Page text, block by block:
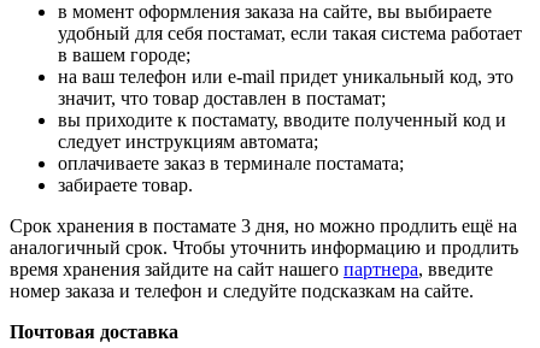
в момент оформления заказа на сайте, вы выбираете
удобный для себя постамат, если такая система работает
в вашем городе;
на ваш телефон или e-mail придет уникальный код, это
значит, что товар доставлен в постамат;
вы приходите к постамату, вводите полученный код и
следует инструкциям автомата;
оплачиваете заказ в терминале постамата;
забираете товар.
Срок хранения в постамате 3 дня, но можно продлить ещё на
аналогичный срок. Чтобы уточнить информацию и продлить
время хранения зайдите на сайт нашего партнера, введите
номер заказа и телефон и следуйте подсказкам на сайте.
Почтовая доставка